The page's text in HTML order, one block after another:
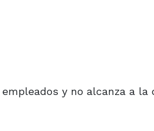
y no alcanza a la